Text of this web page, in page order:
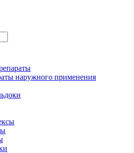
наружного применения